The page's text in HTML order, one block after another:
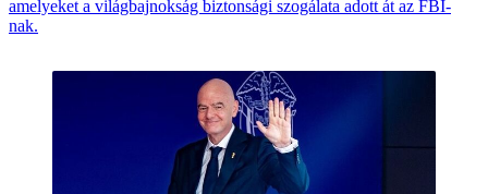
amelyeket a világbajnokság biztonsági szogálata adott át az FBI-
nak.